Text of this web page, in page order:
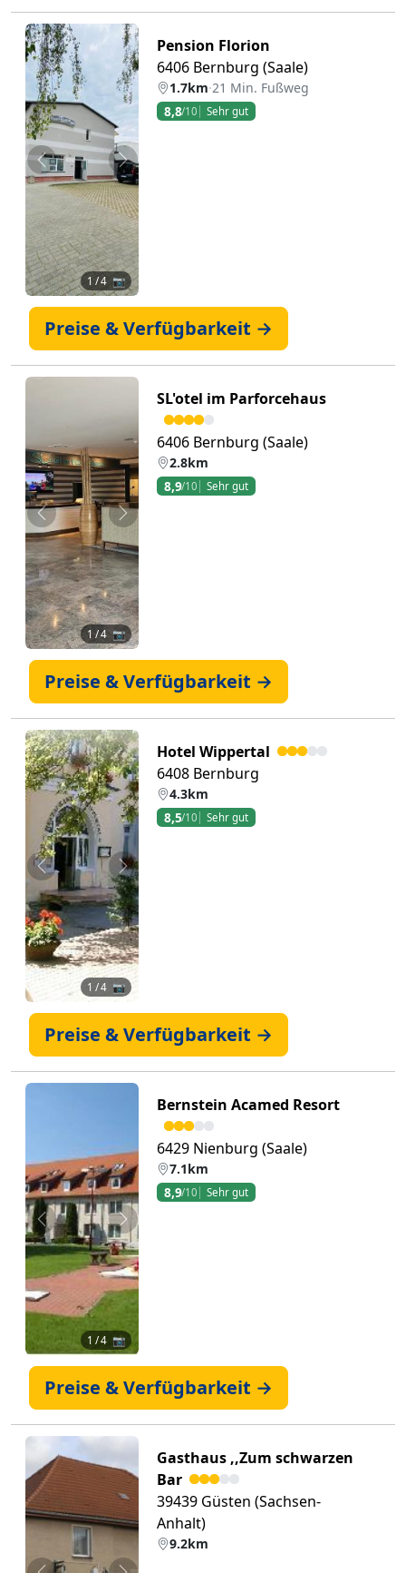
Zurück Weiter
1 / 4 📷
Pension Florion
6406 Bernburg (Saale)
1.7km·21 Min. Fußweg
8,8/10 Sehr gut
Preise & Verfügbarkeit →
Zurück Weiter
1 / 4 📷
SL'otel im Parforcehaus
6406 Bernburg (Saale)
2.8km
8,9/10 Sehr gut
Preise & Verfügbarkeit →
Zurück Weiter
1 / 4 📷
Hotel Wippertal
6408 Bernburg
4.3km
8,5/10 Sehr gut
Preise & Verfügbarkeit →
Zurück Weiter
1 / 4 📷
Bernstein Acamed Resort
6429 Nienburg (Saale)
7.1km
8,9/10 Sehr gut
Preise & Verfügbarkeit →
Gasthaus ,,Zum schwarzen
Bar
39439 Güsten (Sachsen-
Anhalt)
9.2km